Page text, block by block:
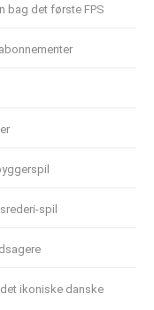
bag det første FPS
spil
ikoniske danske